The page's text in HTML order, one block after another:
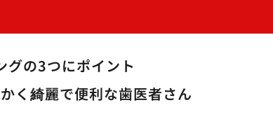
グの3つにポイント
く綺麗で便利な歯医者さん